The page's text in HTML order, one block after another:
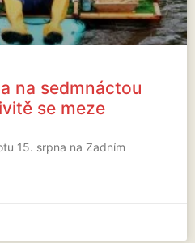
na sedmnáctou
se meze
15. srpna na Zadním